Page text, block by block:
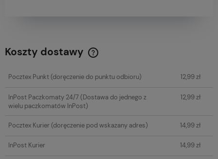
Koszty dostawy
Pocztex Punkt(doręczenie do punktu odbioru) 12,99 zł
InPost Paczkomaty 24/7(Dostawa do jednego z
wielu paczkomatów InPost)
12,99 zł
Pocztex Kurier(doręczenie pod wskazany adres) 14,99 zł
InPost Kurier 14,99 zł